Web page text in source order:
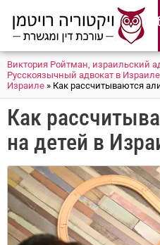
Виктория Ройтман, израильский
Русскоязычный адвокат в Израиле
Израиле » Как рассчитываются
Как
на детей в